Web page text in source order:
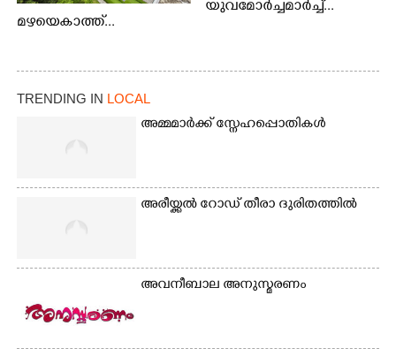
മഴയെകാത്ത്...
യുവമോർച്ചമാർച്ച്...
TRENDING IN LOCAL
അമ്മമാർക്ക് സ്നേഹപ്പൊതികൾ
അരീയ്ക്കൽ റോഡ് തീരാ ദുരിതത്തിൽ
അവനീബാല അനുസ്മരണം